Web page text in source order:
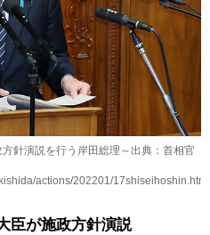
針演説を行う岸田総理～出典：首相官
actions/202201/
臣が施政方針演説